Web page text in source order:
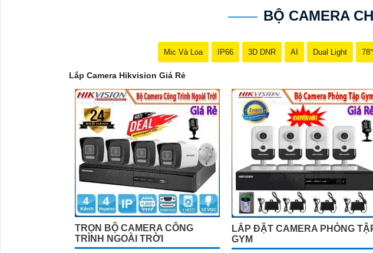
- Dễ sử dụng: Camera Hikvision được thiết kế đơn giản và dễ sử dụng, giúp
Nếu bạn quan tâm đến việc lắp Camera Hikvision với giá ưu đãi, hãy đến ngay
sẽ được tư vấn cụ thể về sản phẩm phù hợp với nhu cầu của mình.
Kết luận
Camera Hikvision không chỉ mang đến sự an toàn và bảo vệ cho ngôi nhà
lượng sắc nét. Hãy đầu tư vào an ninh và yên tâm hơn với Camera Hikvision!
Hy vọng rằng bài viết giới thiệu trên sẽ giúp bạn thu hút được khách hàng
BỘ CAMERA
Mic Và Loa IP66 3D DNR AI Dual Light 78°
Lắp Camera Hikvision Giá Rẻ
TRỌN BỘ CAMERA CÔNG
TRÌNH NGOÀI TRỜI
LẮP ĐẶT CAMERA PHÒNG
GYM